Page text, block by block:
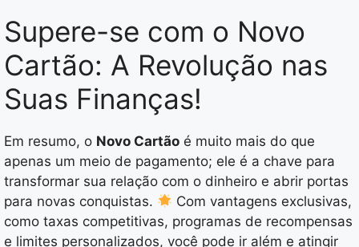
Supere-se com o Novo
Cartão: A Revolução nas
Suas Finanças!
Em resumo, o Novo Cartão é muito mais do que
apenas um meio de pagamento; ele é a chave para
transformar sua relação com o dinheiro e abrir portas
para novas conquistas.
Com vantagens exclusivas,
como taxas competitivas, programas de recompensas
e limites personalizados, você pode ir além e atingir